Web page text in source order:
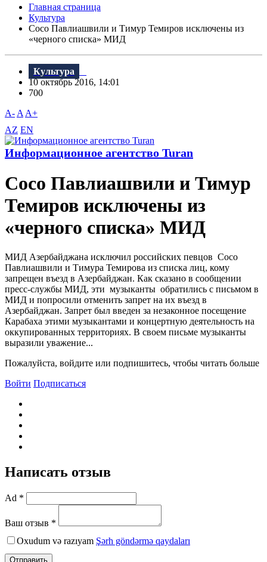
Главная страница
Культура
Сосо Павлиашвили и Тимур Темиров исключены из
«черного списка» МИД
Культура
10 октябрь 2016, 14:01
700
A- A A+
AZ EN
Информационное агентство Turan
Сосо Павлиашвили и Тимур
Темиров исключены из
«черного списка» МИД
МИД Азербайджана исключил российских певцов Сосо
Павлиашвили и Тимура Темирова из списка лиц, кому
запрещен въезд в Азербайджан. Как сказано в сообщении
пресс-службы МИД, эти музыканты обратились с письмом в
МИД и попросили отменить запрет на их въезд в
Азербайджан. Запрет был введен за незаконное посещение
Карабаха этими музыкантами и концертную деятельность на
оккупированных территориях. В своем письме музыканты
выразили уважение...
Пожалуйста, войдите или подпишитесь, чтобы читать больше
Войти Подписаться
Написать отзыв
Ad *
Ваш отзыв *
Oxudum və razıyam Şərh göndərmə qaydaları
Отправить